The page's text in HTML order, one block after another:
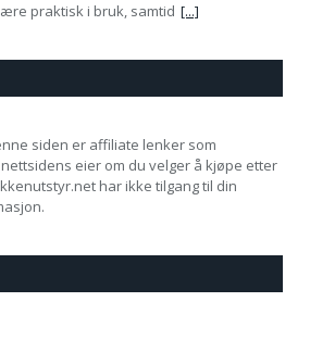
praktisk i bruk, samtid [...]
siden er affiliate lenker som
eier om du velger å kjøpe etter
har ikke tilgang til din